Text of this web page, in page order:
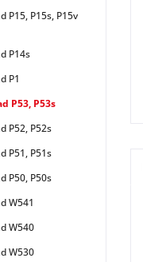
P15, P15s, P15v
P14s
P1
P53, P53s
P52, P52s
P51, P51s
P50, P50s
W541
W540
W530